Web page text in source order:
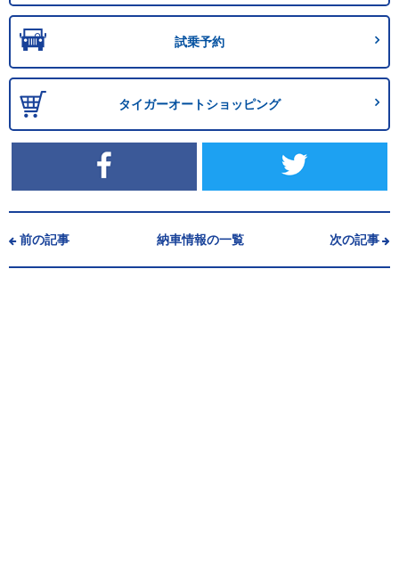
試乗予約
タイガーオートショッピング
前の記事 納車情報の一覧 次の記事